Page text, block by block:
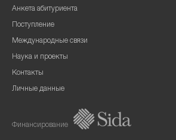
Анкета абитуриента
Поступление
Международные связи
Наука и проекты
Контакты
Личные данные
Финансирование